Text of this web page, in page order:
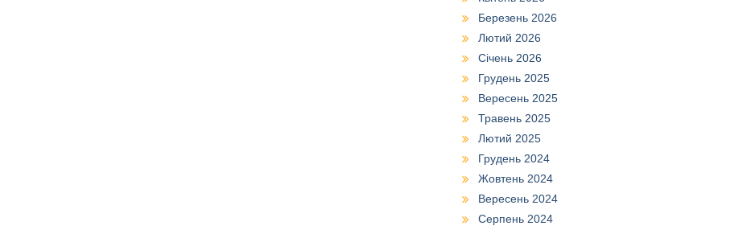
Березень 2026
Лютий 2026
Січень 2026
Грудень 2025
Вересень 2025
Травень 2025
Лютий 2025
Грудень 2024
Жовтень 2024
Вересень 2024
Серпень 2024